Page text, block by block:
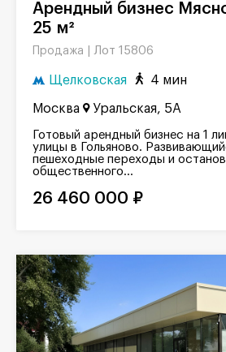
Арендный бизнес Мясной магазин,
25 м²
Продажа | Лот 15806
Щелковская 4 мин
Москва Уральская, 5А
Готовый арендный бизнес на 1
улицы в Гольяново.
пешеходные переходы и
общественного...
26 460 000 ₽